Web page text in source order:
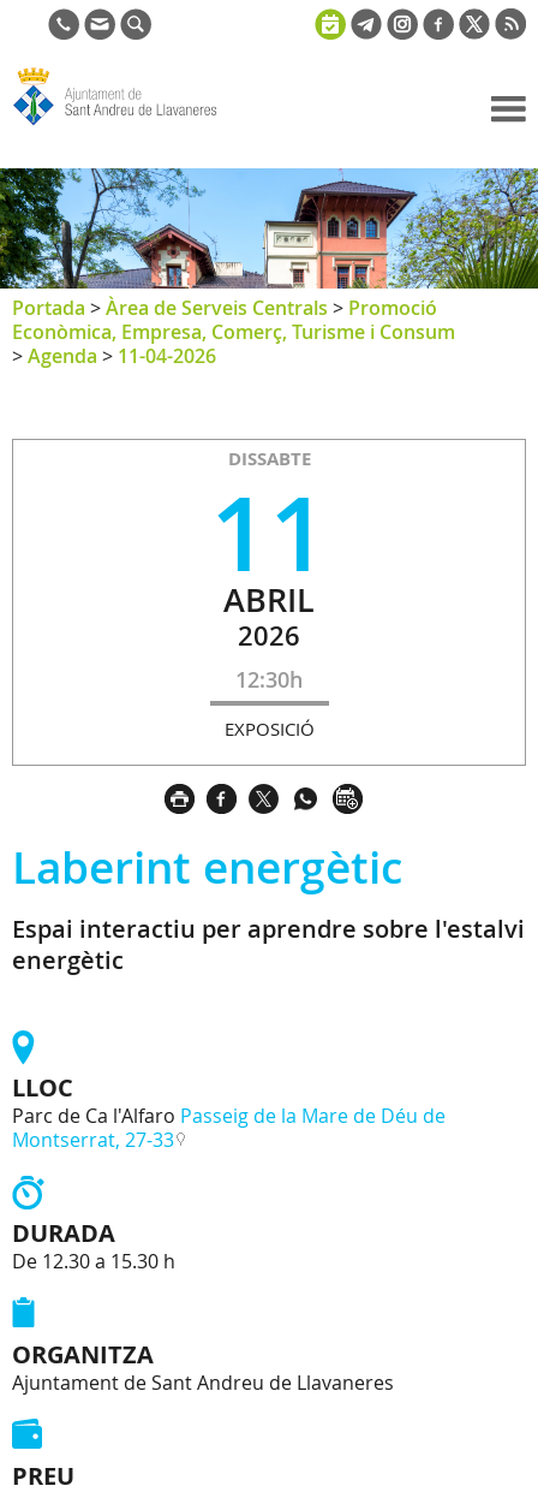
de Sant
Andreu de
Llavaneres
Portada >Àrea de Serveis Centrals > Promoció
Econòmica, Empresa, Comerç, Turisme i Consum
>Agenda > 11-04-2026
DISSABTE
11
ABRIL
2026
12:30h
EXPOSICIÓ
Laberint energètic
Espai interactiu per aprendre sobre l'estalvi
energètic
LLOC
Parc de Ca l'Alfaro Passeig de la Mare de Déu de
Montserrat, 27-33
DURADA
De 12.30 a 15.30 h
ORGANITZA
Ajuntament de Sant Andreu de Llavaneres
PREU